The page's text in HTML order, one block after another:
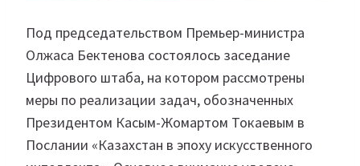
Под председательством Премьер-министра
Олжаса Бектенова состоялось заседание
Цифрового штаба, на котором рассмотрены
меры по реализации задач, обозначенных
Президентом Касым-Жомартом Токаевым в
Послании «Казахстан в эпоху искусственного